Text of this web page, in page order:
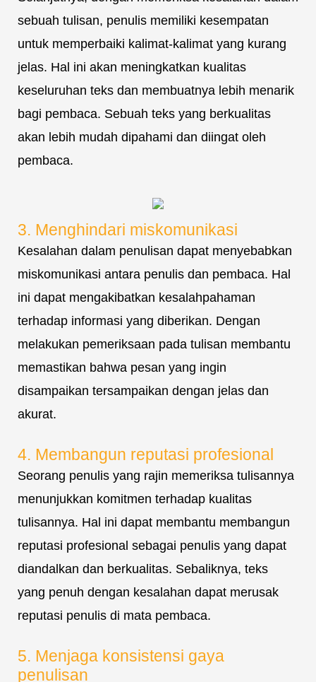
sebuah tulisan, penulis memiliki kesempatan
untuk memperbaiki kalimat-kalimat yang kurang
jelas. Hal ini akan meningkatkan kualitas
keseluruhan teks dan membuatnya lebih menarik
bagi pembaca. Sebuah teks yang berkualitas
akan lebih mudah dipahami dan diingat oleh
pembaca.
3. Menghindari miskomunikasi
Kesalahan dalam penulisan dapat menyebabkan
miskomunikasi antara penulis dan pembaca. Hal
ini dapat mengakibatkan kesalahpahaman
terhadap informasi yang diberikan. Dengan
melakukan pemeriksaan pada tulisan membantu
memastikan bahwa pesan yang ingin
disampaikan tersampaikan dengan jelas dan
akurat.
4. Membangun reputasi profesional
Seorang penulis yang rajin memeriksa tulisannya
menunjukkan komitmen terhadap kualitas
tulisannya. Hal ini dapat membantu membangun
reputasi profesional sebagai penulis yang dapat
diandalkan dan berkualitas. Sebaliknya, teks
yang penuh dengan kesalahan dapat merusak
reputasi penulis di mata pembaca.
5. Menjaga konsistensi gaya
penulisan